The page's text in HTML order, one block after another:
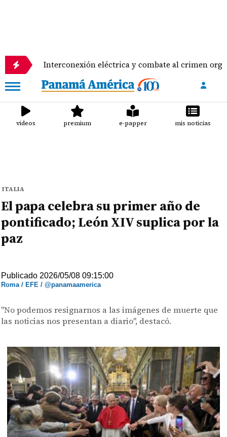
Interconexión eléctrica y combate al crimen organizado,
videos premium e-papper mis noticias
ITALIA
El papa celebra su primer año de
pontificado; León XIV suplica por la
paz
Publicado 2026/05/08 09:15:00
Roma / EFE / @panamaamerica
"No podemos resignarnos a las imágenes de muerte que
las noticias nos presentan a diario", destacó.